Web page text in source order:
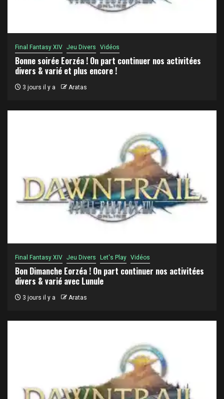
Final Fantasy XIV Jeu Divers Vidéos
Bonne soirée Eorzéa ! On part continuer nos activitées
divers & varié et plus encore !
3 jours il y a Aratas
Final Fantasy XIV Jeu Divers Let's Play Vidéos
Bon Dimanche Eorzéa ! On part continuer nos activitées
divers & varié avec Lunule
3 jours il y a Aratas